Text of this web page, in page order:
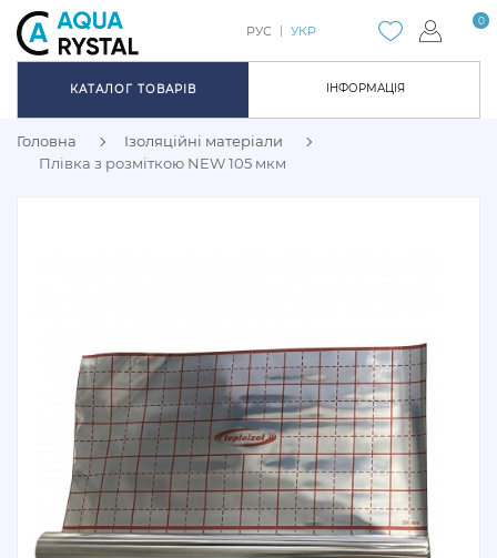
ІНФОРМАЦІЯ
0
РУС УКР
КАТАЛОГ ТОВАРІВ
Головна
Ізоляційні матеріали
Плівка з розміткою NEW 105 мкм